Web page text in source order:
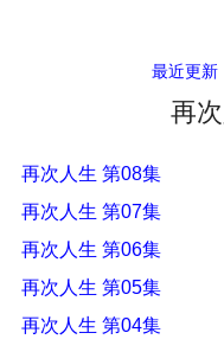
最近更新
再
再次人生 第08集
再次人生 第07集
再次人生 第06集
再次人生 第05集
再次人生 第04集